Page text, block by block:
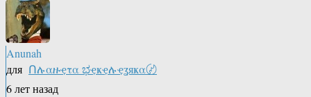
Anunah
для Ոሉαዙҿτα ಭҿҝҿሉҿʓяҝα〄
6 лет назад